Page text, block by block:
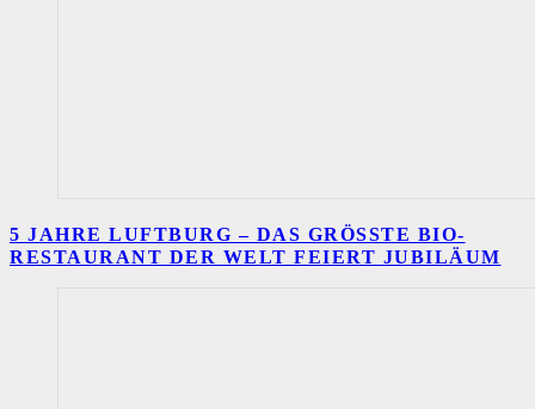
5 JAHRE LUFTBURG – DAS GRÖSSTE BIO-R
ESTAURANT DER WELT FEIERT JUBILÄUM